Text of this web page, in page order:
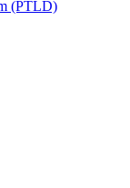
(PTLD)